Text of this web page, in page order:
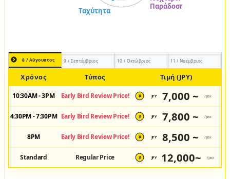
8 / Αύγουστος 9 / Σεπτέμβριος 10 / Οκτώβριος 11 / Νοέμβριος
Χρόνος Τύπος Τιμή (JPY)
10:30AM - 3PM Early Bird Review Price! ¥ JPY 7,000 ~ /pax
4:30PM - 7:30PM Early Bird Review Price! ¥ JPY 7,800 ~ /pax
8PM Early Bird Review Price! ¥ JPY 8,500 ~ /pax
Standard Regular Price ¥ JPY 12,000~ /pax